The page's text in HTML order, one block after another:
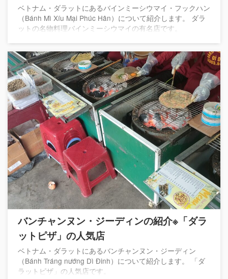
ベトナム・ダラットにあるバインミーシウマイ・フックハン
（Bánh Mì Xíu Mại Phúc Hân）について紹介します。 ダラ
ットの名物料理バインミーシウマイの有名店です。
バンチャンヌン・ジーディンの紹介※「ダラ
ットピザ」の人気店
ベトナム・ダラットにあるバンチャンヌン・ジーディン
（Bánh Tráng nướng Dì Đinh）について紹介します。 「ダ
ラットピザ」の人気店です。